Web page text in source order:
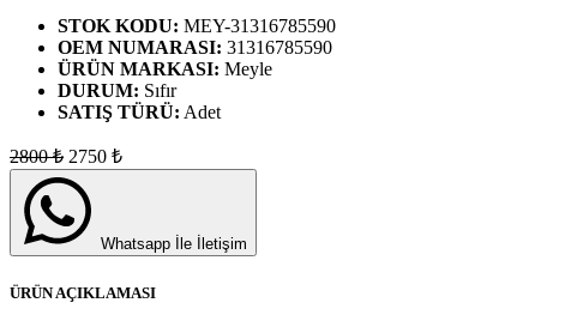
STOK KODU: MEY-31316785590
OEM NUMARASI: 31316785590
ÜRÜN MARKASI: Meyle
DURUM: Sıfır
SATIŞ TÜRÜ: Adet
2800₺ 2750 ₺
Whatsapp İle İletişim
ÜRÜN AÇIKLAMASI